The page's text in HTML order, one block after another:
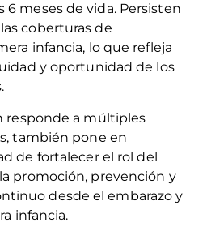
meses de vida. Persisten
coberturas de
infancia, lo que refleja
y oportunidad de los
responde a múltiples
también pone en
de fortalecer el rol del
promoción, prevención y
desde el embarazo y
infancia.